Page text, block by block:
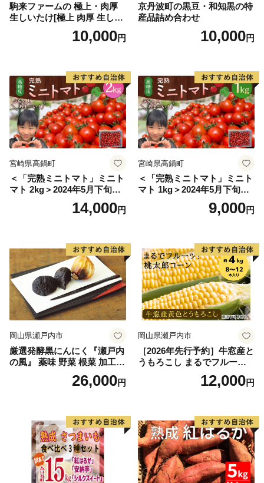
駒来ファームの 極上・肉厚
生しいたけ[極上 肉厚 生しい
たけ 生シイタケ 生椎茸 安心
安全 国産 採れたて 新鮮 きの
10,000円
京丹波町の黒豆・和知黒の特
産品詰め合わせ
10,000円
宮崎県高鍋町
＜「完熟ミニトマト」ミニト
マト 2kg＞2024年5月下旬迄
に順次出荷 野菜ソムリエサ
ミット アルル・リリカ共に
県 高鍋町産 産地直送 有機肥
料使用 高糖度 西森農園
14,000円
宮崎県高鍋町
＜「完熟ミニトマト」ミニト
マト 1kg＞2024年5月下旬迄
に順次出荷 野菜ソムリエサ
ミット アルル・リリカ共に
県 高鍋町産 産地直送 有機肥
料使用 高糖度 西森農園
9,000円
岡山県瀬戸内市
厳選発酵黒にんにく『瀬戸内
の風』 薬味 野菜 根菜 加工食
26,000円
岡山県瀬戸内市
［2026年先行予約］牛窓産と
うもろこし まるでフルー
ツ！最高糖度25度超え 生で
甘い、茹でて美味い！ 黄色
野菜
12,000円